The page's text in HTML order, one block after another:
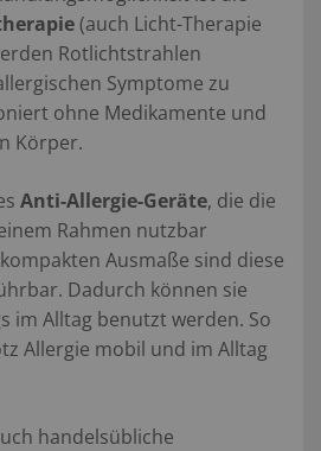
(auch Licht-Therapie
Rotlichtstrahlen
Symptome zu
ohne Medikamente und
Körper.
Anti-Allergie-Geräte, die die
Rahmen nutzbar
Ausmaße sind diese
Dadurch können sie
im Alltag benutzt werden. So
Allergie mobil und im Alltag
handelsübliche